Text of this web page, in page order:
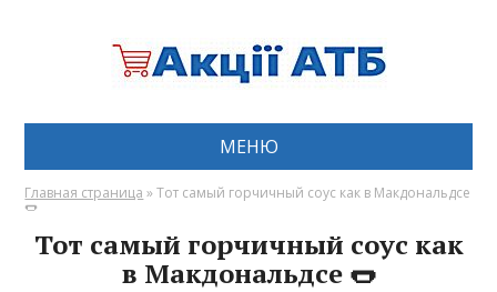
МЕНЮ
Главная страница »Тот самый горчичный соус как в Макдональдсе
🌭
Тот самый горчичный соус как
в Макдональдсе 🌭